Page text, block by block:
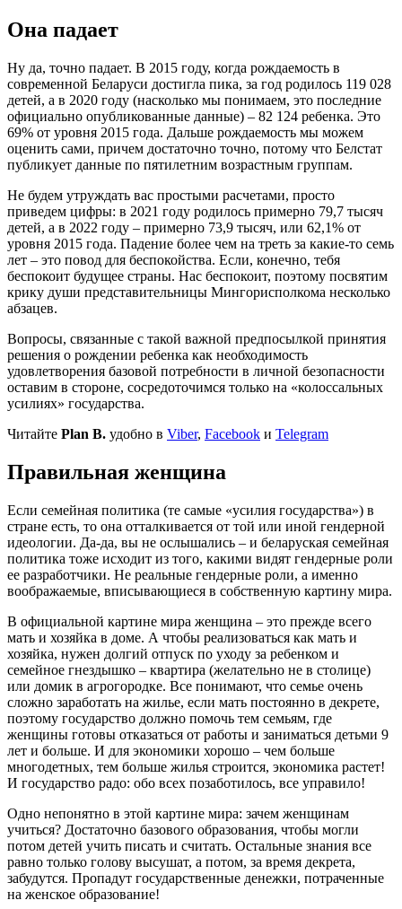
Она падает
Ну да, точно падает. В 2015 году, когда рождаемость в
современной Беларуси достигла пика, за год родилось 119 028
детей, а в 2020 году (насколько мы понимаем, это последние
официально опубликованные данные) – 82 124 ребенка. Это
69% от уровня 2015 года. Дальше рождаемость мы можем
оценить сами, причем достаточно точно, потому что Белстат
публикует данные по пятилетним возрастным группам.
Не будем утруждать вас простыми расчетами, просто
приведем цифры: в 2021 году родилось примерно 79,7 тысяч
детей, а в 2022 году – примерно 73,9 тысяч, или 62,1% от
уровня 2015 года. Падение более чем на треть за какие-то семь
лет – это повод для беспокойства. Если, конечно, тебя
беспокоит будущее страны. Нас беспокоит, поэтому посвятим
крику души представительницы Мингорисполкома несколько
абзацев.
Вопросы, связанные с такой важной предпосылкой принятия
решения о рождении ребенка как необходимость
удовлетворения базовой потребности в личной безопасности
оставим в стороне, сосредоточимся только на «колоссальных
усилиях» государства.
Читайте Plan B. удобно в Viber, Facebook и Telegram
Правильная женщина
Если семейная политика (те самые «усилия государства») в
стране есть, то она отталкивается от той или иной гендерной
идеологии. Да-да, вы не ослышались – и беларуская семейная
политика тоже исходит из того, какими видят гендерные роли
ее разработчики. Не реальные гендерные роли, а именно
воображаемые, вписывающиеся в собственную картину мира.
В официальной картине мира женщина – это прежде всего
мать и хозяйка в доме. А чтобы реализоваться как мать и
хозяйка, нужен долгий отпуск по уходу за ребенком и
семейное гнездышко – квартира (желательно не в столице)
или домик в агрогородке. Все понимают, что семье очень
сложно заработать на жилье, если мать постоянно в декрете,
поэтому государство должно помочь тем семьям, где
женщины готовы отказаться от работы и заниматься детьми 9
лет и больше. И для экономики хорошо – чем больше
многодетных, тем больше жилья строится, экономика растет!
И государство радо: обо всех позаботилось, все управило!
Одно непонятно в этой картине мира: зачем женщинам
учиться? Достаточно базового образования, чтобы могли
потом детей учить писать и считать. Остальные знания все
равно только голову высушат, а потом, за время декрета,
забудутся. Пропадут государственные денежки, потраченные
на женское образование!